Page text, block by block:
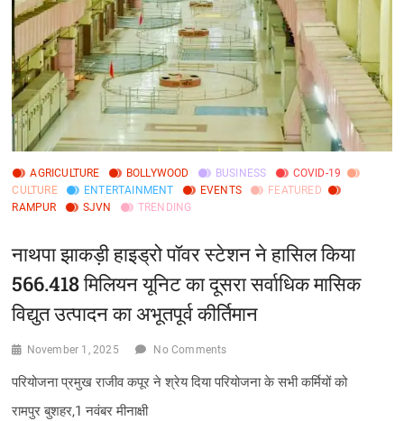
AGRICULTURE BOLLYWOOD BUSINESS
COVID-19
CULTURE
ENTERTAINMENT EVENTS
FEATURED
RAMPUR
SJVN TRENDING
नाथपा झाकड़ी हाइड्रो पॉवर स्टेशन ने हासिल किया
566.418 मिलियन यूनिट का दूसरा सर्वाधिक मासिक
विद्युत उत्पादन का अभूतपूर्व कीर्तिमान
November 1, 2025 No Comments
परियोजना प्रमुख राजीव कपूर ने श्रेय दिया परियोजना के सभी कर्मियों को
रामपुर बुशहर,1 नवंबर मीनाक्षी